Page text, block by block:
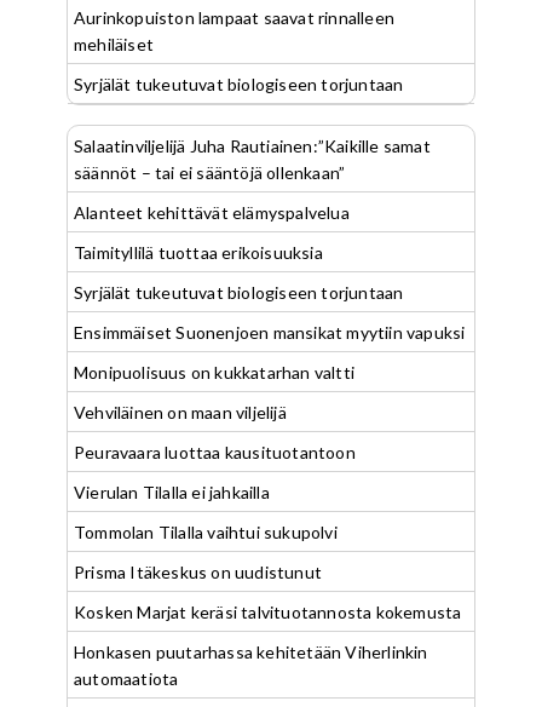
Aurinkopuiston lampaat saavat rinnalleen
mehiläiset
Syrjälät tukeutuvat biologiseen torjuntaan
Salaatinviljelijä Juha Rautiainen:”Kaikille samat
säännöt – tai ei sääntöjä ollenkaan”
Alanteet kehittävät elämyspalvelua
Taimityllilä tuottaa erikoisuuksia
Syrjälät tukeutuvat biologiseen torjuntaan
Ensimmäiset Suonenjoen mansikat myytiin vapuksi
Monipuolisuus on kukkatarhan valtti
Vehviläinen on maan viljelijä
Peuravaara luottaa kausituotantoon
Vierulan Tilalla ei jahkailla
Tommolan Tilalla vaihtui sukupolvi
Prisma Itäkeskus on uudistunut
Kosken Marjat keräsi talvituotannosta kokemusta
Honkasen puutarhassa kehitetään Viherlinkin
automaatiota